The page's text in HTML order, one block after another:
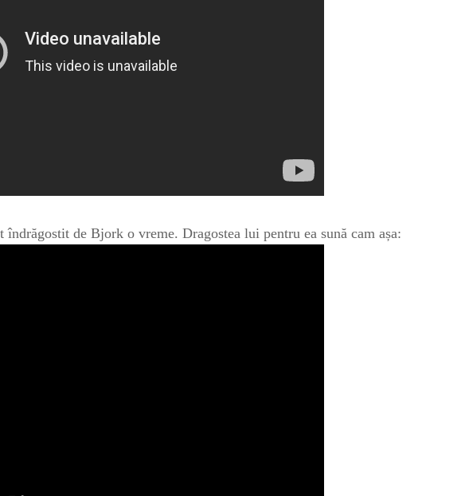
de Bjork o vreme. Dragostea lui pentru ea sună cam așa: